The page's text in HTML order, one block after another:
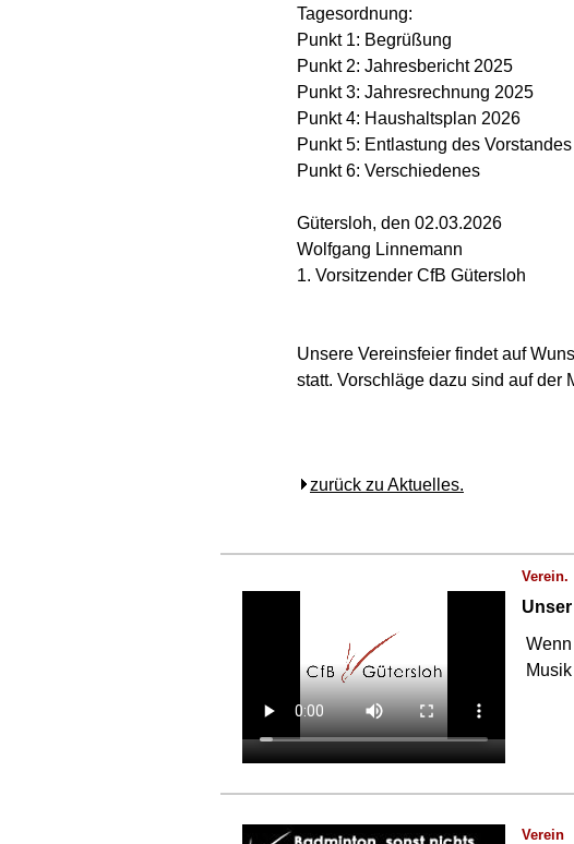
Tagesordnung:
Punkt 1: Begrüßung
Punkt 2: Jahresbericht 2025
Punkt 3: Jahresrechnung 2025
Punkt 4: Haushaltsplan 2026
Punkt 5: Entlastung des Vorstandes
Punkt 6: Verschiedenes
Gütersloh, den 02.03.2026
Wolfgang Linnemann
1. Vorsitzender CfB Gütersloh
Unsere Vereinsfeier findet auf
statt. Vorschläge dazu sind auf der
zurück zu Aktuelles.
Verein.
Verein